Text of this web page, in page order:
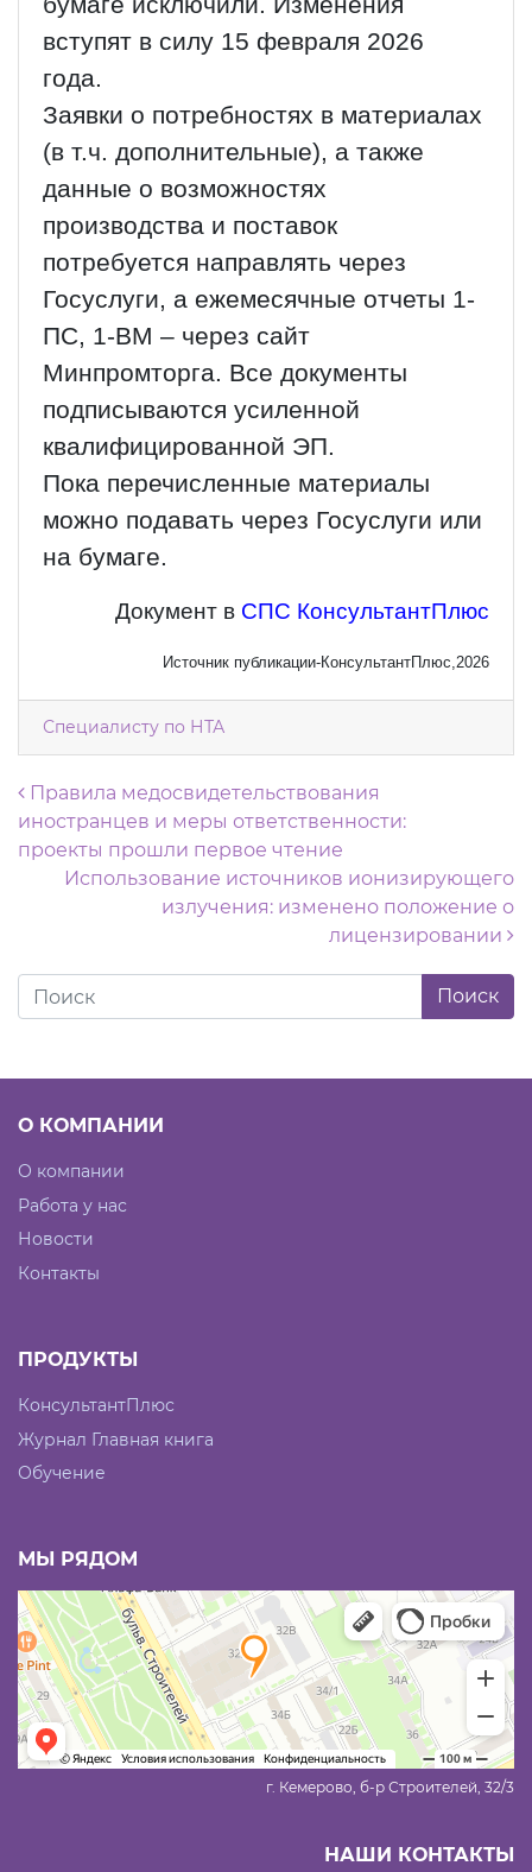
вступят в силу 15 февраля 2026
года.
Заявки о потребностях в материалах
(в т.ч. дополнительные), а также
данные о возможностях
производства и поставок
потребуется направлять через
Госуслуги, а ежемесячные отчеты 1-
ПС, 1-ВМ – через сайт
Минпромторга. Все документы
подписываются усиленной
квалифицированной ЭП.
Пока перечисленные материалы
можно подавать через Госуслуги или
на бумаге.
Документ в СПС КонсультантПлюс
Источник публикации-КонсультантПлюс,2026
Специалисту по НТА
Навигация по записям
Правила медосвидетельствования
иностранцев и меры ответственности:
проекты прошли первое чтение
Использование источников ионизирующего
излучения: изменено положение о
лицензировании
О КОМПАНИИ
О компании
Работа у нас
Новости
Контакты
ПРОДУКТЫ
КонсультантПлюс
Журнал Главная книга
Обучение
МЫ РЯДОМ
г. Кемерово, б-р Строителей, 32/3
НАШИ КОНТАКТЫ